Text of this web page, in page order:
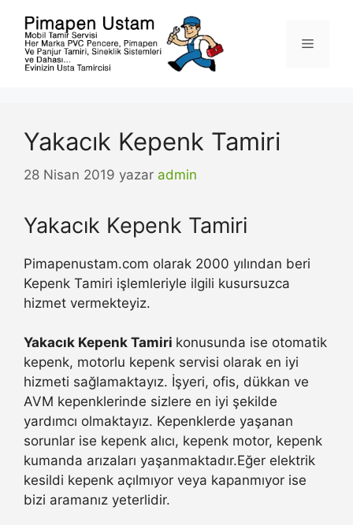
Menü
Yakacık Kepenk Tamiri
28 Nisan 2019 yazar admin
Yakacık Kepenk Tamiri
Pimapenustam.com olarak 2000 yılından beri
Kepenk Tamiri işlemleriyle ilgili kusursuzca
hizmet vermekteyiz.
Yakacık Kepenk Tamiri konusunda ise otomatik
kepenk, motorlu kepenk servisi olarak en iyi
hizmeti sağlamaktayız. İşyeri, ofis, dükkan ve
AVM kepenklerinde sizlere en iyi şekilde
yardımcı olmaktayız. Kepenklerde yaşanan
sorunlar ise kepenk alıcı, kepenk motor, kepenk
kumanda arızaları yaşanmaktadır.Eğer elektrik
kesildi kepenk açılmıyor veya kapanmıyor ise
bizi aramanız yeterlidir.